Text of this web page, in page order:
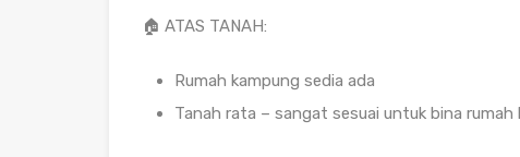
🏠 ATAS TANAH:
Rumah kampung sedia ada
Tanah rata – sangat sesuai untuk bina